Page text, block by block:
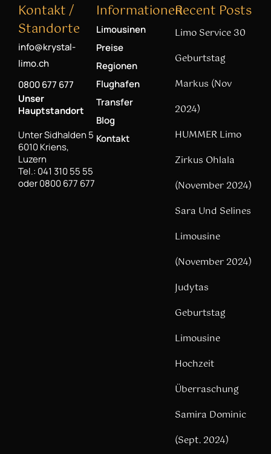
Kontakt /
Standorte
info@krystal-
limo.ch
0800 677 677
Unser
Hauptstandort
Unter Sidhalden 5
6010 Kriens,
Luzern
Tel.: 041 310 55 55
oder 0800 677 677
Informationen
Limousinen
Preise
Regionen
Flughafen
Transfer
Blog
Kontakt
Recent Posts
Limo Service 30
Geburtstag
Markus (Nov
2024)
HUMMER Limo
Zirkus Ohlala
(November 2024)
Sara Und Selines
Limousine
(November 2024)
Judytas
Geburtstag
Limousine
Hochzeit
Überraschung
Samira Dominic
(Sept. 2024)